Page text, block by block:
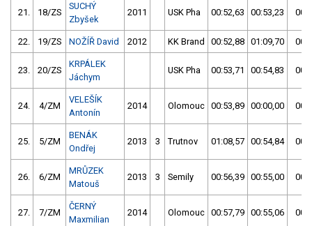
21. 18/ZS
SUCHÝ
Zbyšek
2011 USK Pha 00:52,63 00:53,23
22. 19/ZS NOŽÍŘ David 2012 KK Brand 00:52,88 01:09,70
23. 20/ZS
KRPÁLEK
Jáchym
USK Pha 00:53,71 00:54,83
24. 4/ZM
VELEŠÍK
Antonín
2014 Olomouc 00:53,89 00:00,00
25. 5/ZM
BENÁK
Ondřej
2013 3 Trutnov 01:08,57 00:54,84
26. 6/ZM
MRŮZEK
Matouš
2013 3 Semily 00:56,39 00:55,00
27. 7/ZM
ČERNÝ
Maxmilian
2014 Olomouc 00:57,79 00:55,06